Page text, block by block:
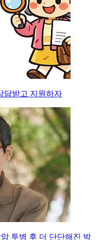
담받고 지원하자
투병 후 더 단단해진 박